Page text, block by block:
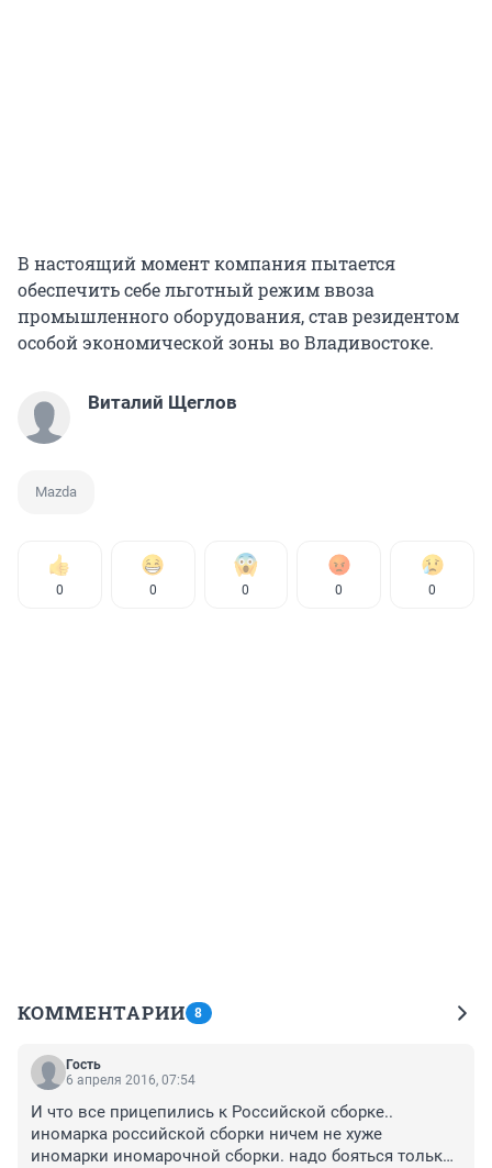
В настоящий момент компания пытается
обеспечить себе льготный режим ввоза
промышленного оборудования, став резидентом
особой экономической зоны во Владивостоке.
Виталий Щеглов
Mazda
0 0 0 0 0
КОММЕНТАРИИ 8
Гость
6 апреля 2016, 07:54
И что все прицепились к Российской сборке..
иномарка российской сборки ничем не хуже
иномарки иномарочной сборки. надо бояться только